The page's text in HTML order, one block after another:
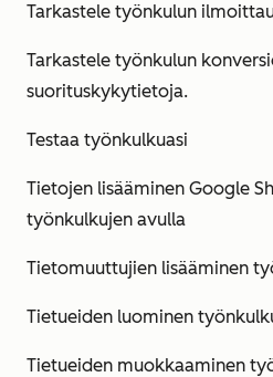
Tarkastele työnkulun
Tarkastele työnkulun
suorituskykytietoja.
Testaa työnkulkuasi
Tietojen lisääminen Google
työnkulkujen avulla
Tietomuuttujien lisääminen
Tietueiden luominen
Tietueiden muokkaaminen